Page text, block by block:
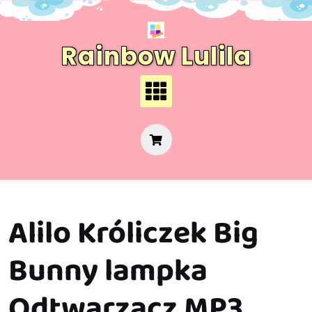
Skip
Rainbow Lulila
Alilo Króliczek Big
Bunny lampka